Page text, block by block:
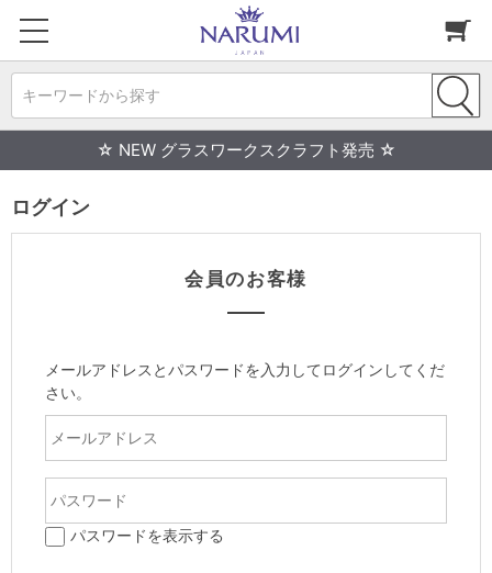
キーワードから探す
☆ NEW グラスワークスクラフト発売 ☆
ログイン
会員のお客様
メールアドレスとパスワードを入力してログインしてくだ
さい。
パスワードを表示する